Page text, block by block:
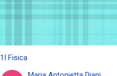
1I Fisica